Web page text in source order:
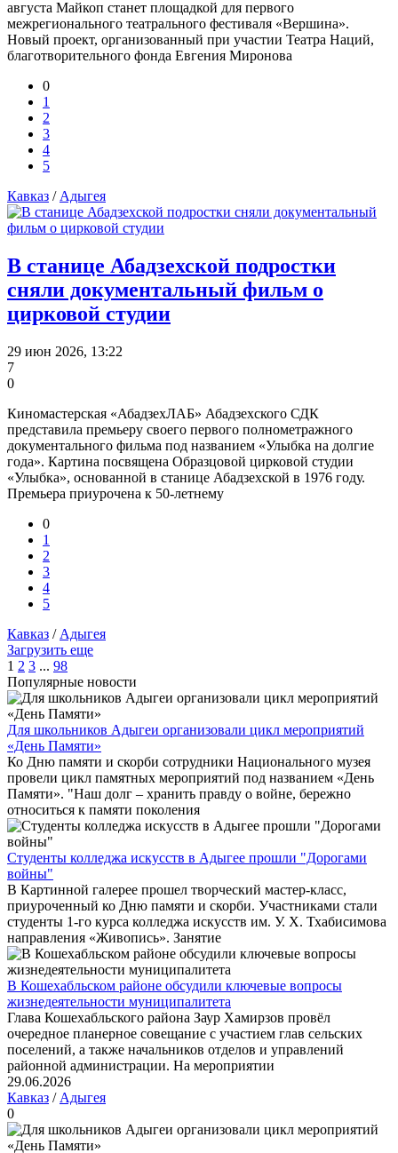
августа Майкоп станет площадкой для первого
межрегионального театрального фестиваля «Вершина».
Новый проект, организованный при участии Театра Наций,
благотворительного фонда Евгения Миронова
0
1
2
3
4
5
Кавказ / Адыгея
В станице Абадзехской подростки
сняли документальный фильм о
цирковой студии
29 июн 2026, 13:22
7
0
Киномастерская «АбадзехЛАБ» Абадзехского СДК
представила премьеру своего первого полнометражного
документального фильма под названием «Улыбка на долгие
года». Картина посвящена Образцовой цирковой студии
«Улыбка», основанной в станице Абадзехской в 1976 году.
Премьера приурочена к 50-летнему
0
1
2
3
4
5
Кавказ / Адыгея
Загрузить еще
1 2 3 ... 98
Популярные новости
Для школьников Адыгеи организовали цикл мероприятий
«День Памяти»
Ко Дню памяти и скорби сотрудники Национального музея
провели цикл памятных мероприятий под названием «День
Памяти». "Наш долг – хранить правду о войне, бережно
относиться к памяти поколения
Студенты колледжа искусств в Адыгее прошли "Дорогами
войны"
В Картинной галерее прошел творческий мастер-класс,
приуроченный ко Дню памяти и скорби. Участниками стали
студенты 1-го курса колледжа искусств им. У. Х. Тхабисимова
направления «Живопись». Занятие
В Кошехабльском районе обсудили ключевые вопросы
жизнедеятельности муниципалитета
Глава Кошехабльского района Заур Хамирзов провёл
очередное планерное совещание с участием глав сельских
поселений, а также начальников отделов и управлений
районной администрации. На мероприятии
29.06.2026
Кавказ / Адыгея
0